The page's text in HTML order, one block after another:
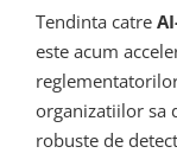
Tendinta catre
este acum
organizatiilor sa
robuste de